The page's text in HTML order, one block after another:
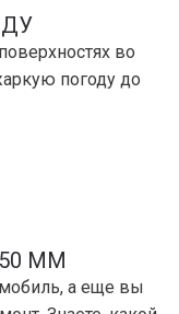
во
погоду до
ММ
а еще вы